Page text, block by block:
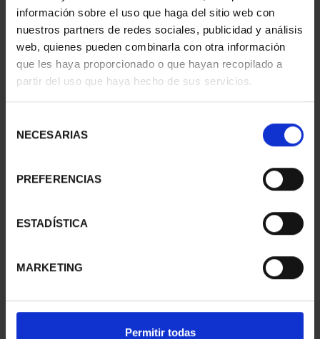
información sobre el uso que haga del sitio web con
nuestros partners de redes sociales, publicidad y análisis
web, quienes pueden combinarla con otra información
que les haya proporcionado o que hayan recopilado a
partir del uso que haya hecho de sus servicios.
NECESARIAS
PREFERENCIAS
ESTADÍSTICA
MARKETING
Permitir todas
73,00 €
CIUDADES PATRIMONIO